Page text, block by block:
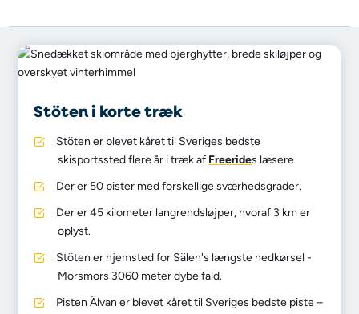
Stöten i korte træk
Stöten er blevet kåret til Sveriges bedste
skisportssted flere år i træk af Freerides læsere
Der er 50 pister med forskellige sværhedsgrader.
Der er 45 kilometer langrendsløjper, hvoraf 3 km er
oplyst.
Stöten er hjemsted for Sälen's længste nedkørsel -
Morsmors 3060 meter dybe fald.
Pisten Älvan er blevet kåret til Sveriges bedste piste –